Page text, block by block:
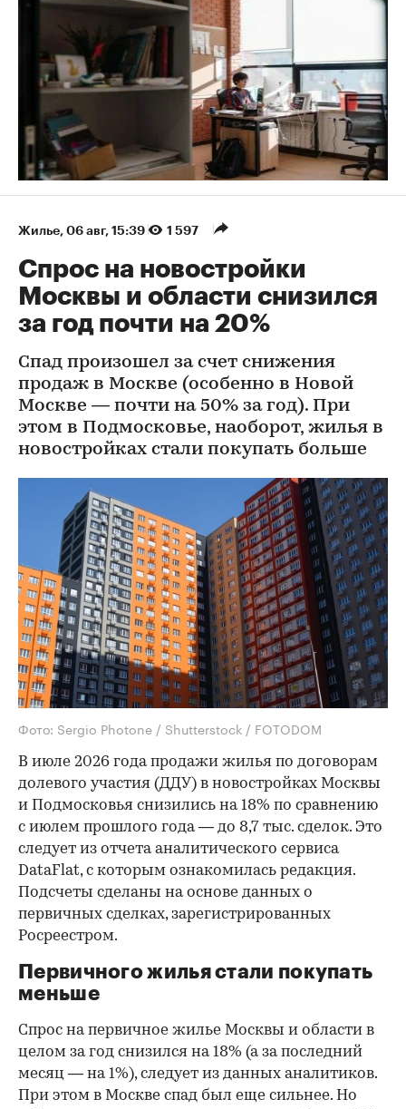
Жилье 06 авг, 15:39 1 597
Спрос на новостройки
Москвы и области снизился
за год почти на 20%
Спад произошел за счет снижения
продаж в Москве (особенно в Новой
Москве — почти на 50% за год). При
этом в Подмосковье, наоборот, жилья в
новостройках стали покупать больше
Фото: Sergio Photone / Shutterstock / FOTODOM
В июле 2026 года продажи жилья по договорам
долевого участия (ДДУ) в новостройках Москвы
и Подмосковья снизились на 18% по сравнению
с июлем прошлого года — до 8,7 тыс. сделок. Это
следует из отчета аналитического сервиса
DataFlat, с которым ознакомилась редакция.
Подсчеты сделаны на основе данных о
первичных сделках, зарегистрированных
Росреестром.
Первичного жилья стали покупать
меньше
Спрос на первичное жилье Москвы и области в
целом за год снизился на 18% (а за последний
месяц — на 1%), следует из данных аналитиков.
При этом в Москве спад был еще сильнее. Но